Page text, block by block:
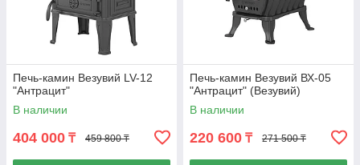
Печь-камин Везувий LV-12
"Антрацит"
В наличии
404 000 ₸ 459 800 ₸
Печь-камин Везувий ВХ-05
"Антрацит" (Везувий)
В наличии
220 600 ₸ 271 500 ₸